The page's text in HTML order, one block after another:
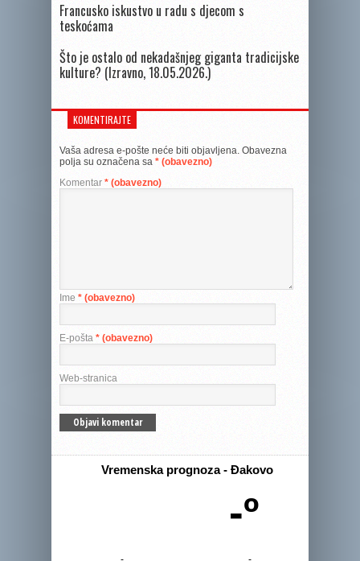
Francusko iskustvo u radu s djecom s
teskoćama
Što je ostalo od nekadašnjeg giganta tradicijske
kulture? (Izravno, 18.05.2026.)
KOMENTIRAJTE
Vaša adresa e-pošte neće biti objavljena. Obavezna
polja su označena sa * (obavezno)
Komentar * (obavezno)
Ime * (obavezno)
E-pošta * (obavezno)
Web-stranica
Vremenska prognoza - Đakovo
-º